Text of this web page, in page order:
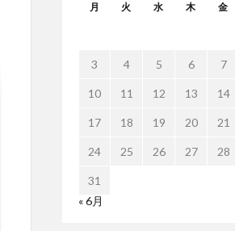
月 火 水 木 金
3 4 5 6 7
10 11 12 13 14
17 18 19 20 21
24 25 26 27 28
31
« 6月